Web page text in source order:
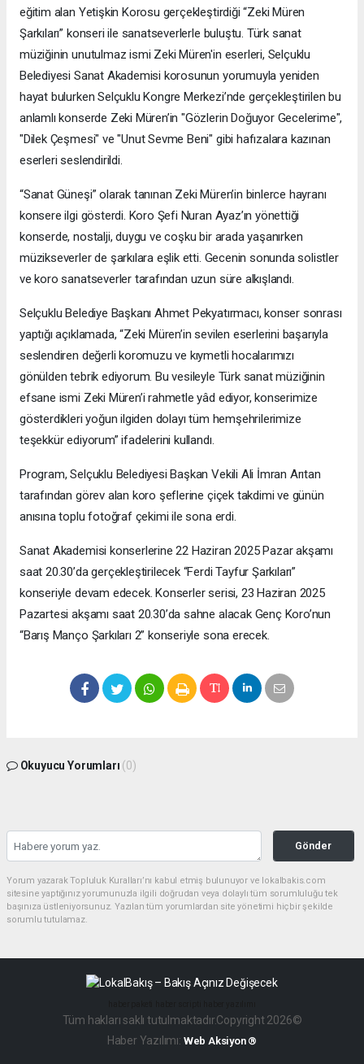
eğitim alan Yetişkin Korosu gerçekleştirdiği “Zeki Müren
Şarkıları” konseri ile sanatseverlerle buluştu. Türk sanat
müziğinin unutulmaz ismi Zeki Müren'in eserleri, Selçuklu
Belediyesi Sanat Akademisi korosunun yorumuyla yeniden
hayat bulurken Selçuklu Kongre Merkezi’nde gerçekleştirilen bu
anlamlı konserde Zeki Müren’in "Gözlerin Doğuyor Gecelerime",
"Dilek Çeşmesi" ve "Unut Sevme Beni" gibi hafızalara kazınan
eserleri seslendirildi.
“Sanat Güneşi” olarak tanınan Zeki Müren’in binlerce hayranı
konsere ilgi gösterdi. Koro Şefi Nuran Ayaz’ın yönettiği
konserde, nostalji, duygu ve coşku bir arada yaşanırken
müzikseverler de şarkılara eşlik etti. Gecenin sonunda solistler
ve koro sanatseverler tarafından uzun süre alkışlandı.
Selçuklu Belediye Başkanı Ahmet Pekyatırmacı, konser sonrası
yaptığı açıklamada, “Zeki Müren’in sevilen eserlerini başarıyla
seslendiren değerli koromuzu ve kıymetli hocalarımızı
gönülden tebrik ediyorum. Bu vesileyle Türk sanat müziğinin
efsane ismi Zeki Müren’i rahmetle yâd ediyor, konserimize
gösterdikleri yoğun ilgiden dolayı tüm hemşehrilerimize
teşekkür ediyorum” ifadelerini kullandı.
Program, Selçuklu Belediyesi Başkan Vekili Ali İmran Arıtan
tarafından görev alan koro şeflerine çiçek takdimi ve günün
anısına toplu fotoğraf çekimi ile sona erdi.
Sanat Akademisi konserlerine 22 Haziran 2025 Pazar akşamı
saat 20.30’da gerçekleştirilecek “Ferdi Tayfur Şarkıları”
konseriyle devam edecek. Konserler serisi, 23 Haziran 2025
Pazartesi akşamı saat 20.30’da sahne alacak Genç Koro’nun
“Barış Manço Şarkıları 2” konseriyle sona erecek.
Okuyucu Yorumları (0)
Gönder
Yorum yazarak Topluluk Kuralları’nı kabul etmiş bulunuyor ve lokalbakis.com
sitesine yaptığınız yorumunuzla ilgili doğrudan veya dolaylı tüm sorumluluğu tek
başınıza üstleniyorsunuz. Yazılan tüm yorumlardan site yönetimi hiçbir şekilde
sorumlu tutulamaz.
Tüm hakları saklı tutulmaktadır.Copyright 2026©
Haber Yazılımı: Web Aksiyon ®